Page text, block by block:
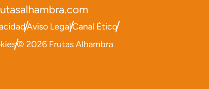
Aviso LegalCanal Ético
© 2026 Frutas Alhambra